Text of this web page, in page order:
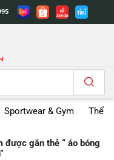
Sportwear & Gym Thể
được gắn thẻ “ áo bóng